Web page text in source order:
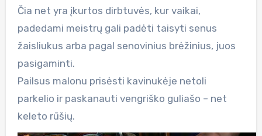
Čia net yra įkurtos dirbtuvės, kur vaikai,
padedami meistrų gali padėti taisyti senus
žaisliukus arba pagal senovinius brėžinius, juos
pasigaminti.
Pailsus malonu prisėsti kavinukėje netoli
parkelio ir paskanauti vengriško guliašo – net
keleto rūšių.